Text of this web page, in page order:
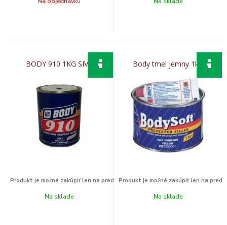
BODY 910 1KG SIVA
Na sklade
Body tmel jemny 1kg
Na sklade